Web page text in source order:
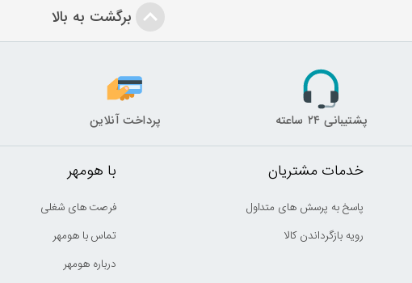
برگشت به بالا
پشتیبانی ۲۴ ساعته پرداخت آنلاین
خدمات مشتریان
پاسخ به پرسش های متداول
رویه بازگرداندن کالا
با هومهر
فرصت های شغلی
تماس با هومهر
درباره هومهر